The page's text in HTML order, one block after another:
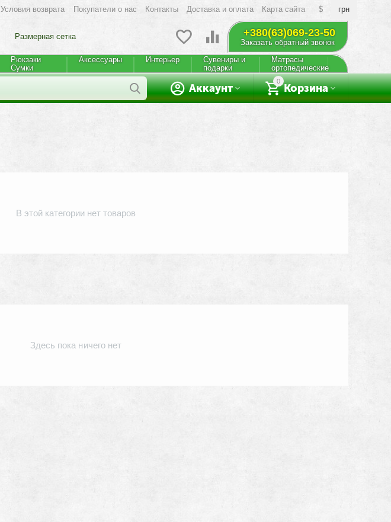
$ грн
Условия возврата Покупатели о нас Контакты Доставка и оплата Карта сайта
Размерная сетка +380(63)069-23-50
Заказать обратный звонок
Рюкзаки
Cумки
Аксессуары Интерьер
Сувениры и
подарки
Матрасы
ортопедические
0
Корзина
Аккаунт
В этой категории нет товаров
Здесь пока ничего нет